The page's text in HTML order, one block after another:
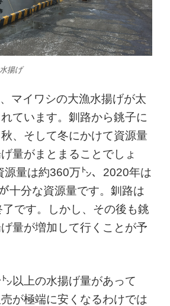
揚げ
マイワシの大漁水揚げが太
ています。釧路から銚子に
、そして冬にかけて資源量
量がまとまることでしょ
源量は約360万㌧、2020年は
十分な資源量です。釧路は
です。しかし、その後も銚
量が増加して行くことが予
以上の水揚げ量があって
が極端に安くなるわけでは